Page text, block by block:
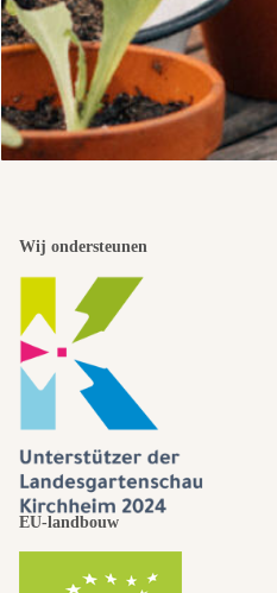
Wij ondersteunen
EU-landbouw